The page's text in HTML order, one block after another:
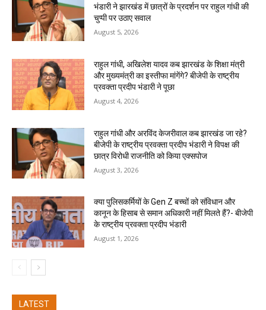
भंडारी ने झारखंड में छात्रों के प्रदर्शन पर राहुल गांधी की
चुप्पी पर उठाए सवाल
August 5, 2026
राहुल गांधी, अखिलेश यादव कब झारखंड के शिक्षा मंत्री
और मुख्यमंत्री का इस्तीफा मांगेंगे? बीजेपी के राष्ट्रीय
प्रवक्ता प्रदीप भंडारी ने पूछा
August 4, 2026
राहुल गांधी और अरविंद केजरीवाल कब झारखंड जा रहे?
बीजेपी के राष्ट्रीय प्रवक्ता प्रदीप भंडारी ने विपक्ष की
छात्र विरोधी राजनीति को किया एक्सपोज
August 3, 2026
क्या पुलिसकर्मियों के Gen Z बच्चों को संविधान और
कानून के हिसाब से समान अधिकारी नहीं मिलते हैं?- बीजेपी
के राष्ट्रीय प्रवक्ता प्रदीप भंडारी
August 1, 2026
LATEST